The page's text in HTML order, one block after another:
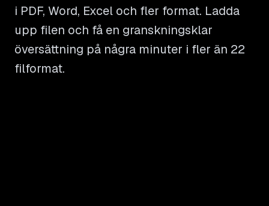
i PDF, Word, Excel och fler format. Ladda
upp filen och få en granskningsklar
översättning på några minuter i fler än 22
filformat.